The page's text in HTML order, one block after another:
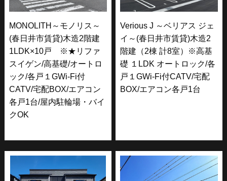
MONOLITH～モノリス～
(春日井市賃貸)木造2階建
1LDK×10戸 ※★リファ
スイゲン/高基礎/オートロ
ック/各戸１GWi-Fi付
CATV/宅配BOX/エアコン
各戸1台/屋内駐輪場・バイ
クOK
Verious J ～ベリアス ジェ
イ～(春日井市賃貸)木造2
階建（2棟 計8室）※高基
礎 １LDK オートロック/各
戸１GWi-Fi付CATV/宅配
BOX/エアコン各戸1台